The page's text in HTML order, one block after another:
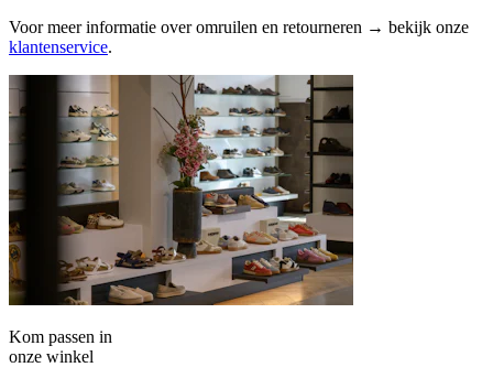
Voor meer informatie over omruilen en retourneren → bekijk onze
klantenservice.
Kom passen in
onze winkel